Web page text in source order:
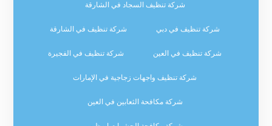
شركة تنظيف السجاد في الشارقة
شركة تنظيف في دبي شركة تنظيف في الشارقة
شركة تنظيف في العين شركة تنظيف في الفجيرة
شركة تنظيف واجهات زجاجية في الإمارات
شركة مكافحة الثعابين في العين